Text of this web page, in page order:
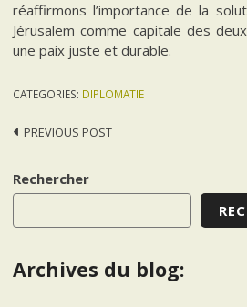
réaffirmons l’importance de la
Jérusalem comme capitale des
une paix juste et durable.
CATEGORIES: DIPLOMATIE
Post
PREVIOUS POST
Rechercher
Archives du blog: